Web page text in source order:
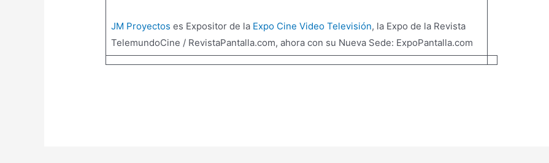
JM Proyectos es Expositor de la Expo Cine Video Televisión, la Expo de la Revista
TelemundoCine / RevistaPantalla.com, ahora con su Nueva Sede: ExpoPantalla.com